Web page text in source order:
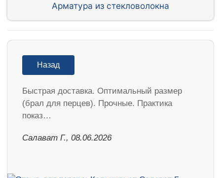
Арматура из стекловолокна
Назад
Быстрая доставка. Оптимальный размер
(брал для перцев). Прочные. Практика
показ…
Салават Г., 08.06.2026